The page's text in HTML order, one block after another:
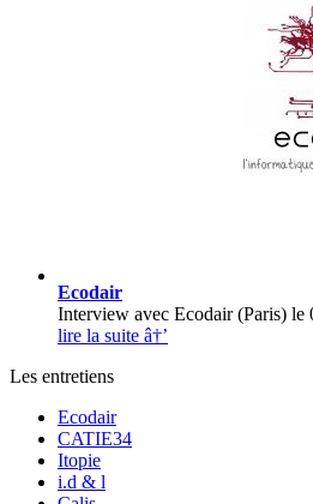
Ecodair
Interview avec Ecodair (Paris) le
lire la suite â†’
Les entretiens
Ecodair
CATIE34
Itopie
i.d & l